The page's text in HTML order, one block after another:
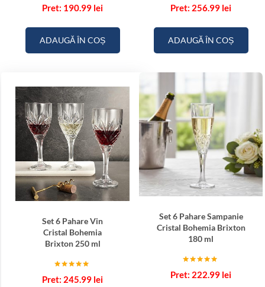
5.00
190.99 lei
ADAUGĂ ÎN COȘ
5.00
256.99 lei
ADAUGĂ ÎN COȘ
Set 6 Pahare Vin
Cristal Bohemia
Brixton 250 ml
5.00
245.99 lei
Set 6 Pahare Sampanie
Cristal Bohemia Brixton
180 ml
5.00
222.99 lei